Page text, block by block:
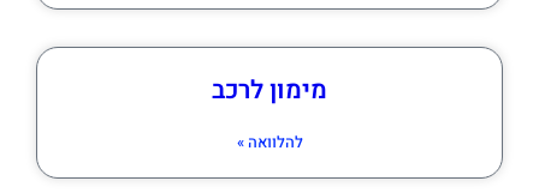
מימון לרכב
להלוואה »